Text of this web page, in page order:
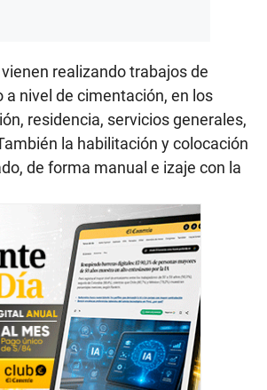
realizando trabajos de
nivel de cimentación, en los
residencia, servicios generales,
la habilitación y colocación
de forma manual e izaje con la